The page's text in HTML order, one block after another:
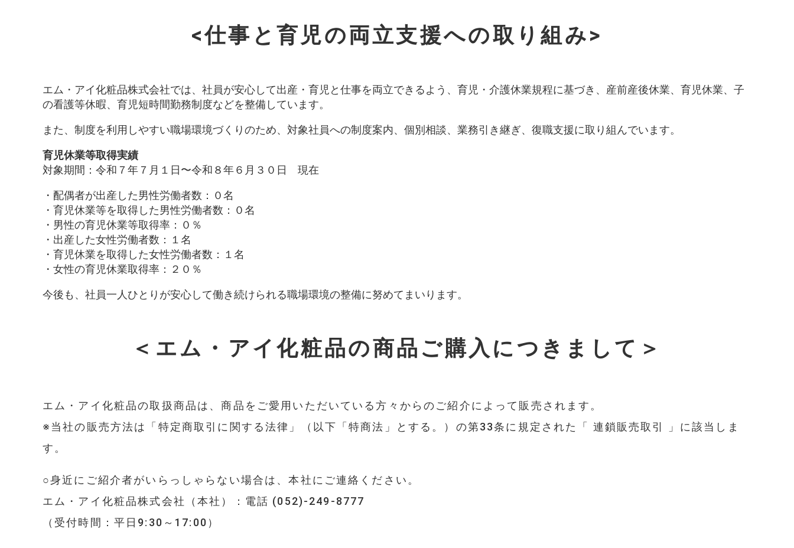
<仕事と育児の両立支援への取り組み>
エム・アイ化粧品株式会社では、社員が安心して出産・育児と仕事を両立できるよう、育児・介護休業規程に基づき、産前産後休業、育児休業、子
の看護等休暇、育児短時間勤務制度などを整備しています。
また、制度を利用しやすい職場環境づくりのため、対象社員への制度案内、個別相談、業務引き継ぎ、復職支援に取り組んでいます。
育児休業等取得実績
対象期間：令和７年７月１日〜令和８年６月３０日 現在
・配偶者が出産した男性労働者数：０名
・育児休業等を取得した男性労働者数：０名
・男性の育児休業等取得率：０％
・出産した女性労働者数：１名
・育児休業を取得した女性労働者数：１名
・女性の育児休業取得率：２０％
今後も、社員一人ひとりが安心して働き続けられる職場環境の整備に努めてまいります。
＜エム・アイ化粧品の商品ご購入につきまして＞
エム・アイ化粧品の取扱商品は、商品をご愛用いただいている方々からのご紹介によって販売されます。
※当社の販売方法は「特定商取引に関する法律」（以下「特商法」とする。）の第33条に規定された「 連鎖販売取引 」に該当しま
す。
○身近にご紹介者がいらっしゃらない場合は、本社にご連絡ください。
エム・アイ化粧品株式会社（本社）：電話 (052)-249-8777
（受付時間：平日9:30～17:00）